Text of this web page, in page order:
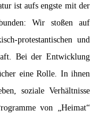
ist aufs engste mit der
Wir stoßen auf
protestantischen und
Bei der Entwicklung
eine Rolle. In ihnen
soziale Verhältnisse
von „Heimat“